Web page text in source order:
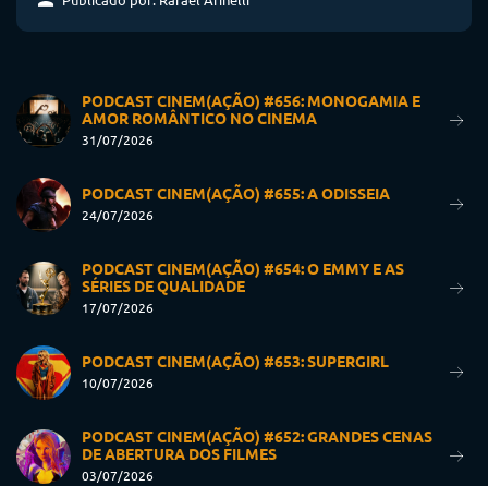
PODCAST CINEM(AÇÃO) #656: MONOGAMIA E
AMOR ROMÂNTICO NO CINEMA
31/07/2026
PODCAST CINEM(AÇÃO) #655: A ODISSEIA
24/07/2026
PODCAST CINEM(AÇÃO) #654: O EMMY E AS
SÉRIES DE QUALIDADE
17/07/2026
PODCAST CINEM(AÇÃO) #653: SUPERGIRL
10/07/2026
PODCAST CINEM(AÇÃO) #652: GRANDES CENAS
DE ABERTURA DOS FILMES
03/07/2026